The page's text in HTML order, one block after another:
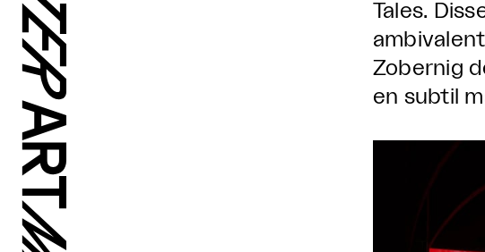
Tales.
Zobernig
en subtil